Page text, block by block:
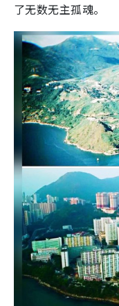
了无数无主孤魂。